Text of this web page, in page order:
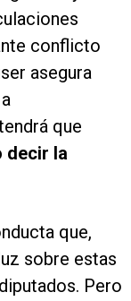
conflicto
asegura
que
decir la
que,
sobre estas
Pero